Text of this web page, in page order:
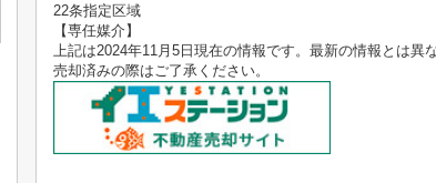
22条指定区域
【専任媒介】
上記は2024年11 月5日現在の情報です。最新の情報とは異
売却済みの際はご了承ください。